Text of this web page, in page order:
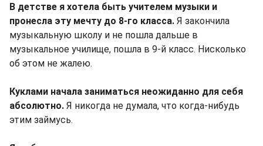
В детстве я хотела быть учителем музыки и
пронесла эту мечту до 8-го класса. Я закончила
музыкальную школу и не пошла дальше в
музыкальное училище, пошла в 9-й класс. Нисколько
об этом не жалею.
Куклами начала заниматься неожиданно для себя
абсолютно. Я никогда не думала, что когда-нибудь
этим займусь.